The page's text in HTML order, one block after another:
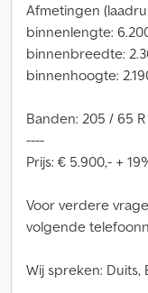
Afmetingen
binnenlengte:
binnenbreedte:
binnenhoogte:
Banden: 205 / 65
----
Prijs: € 5.900,- +
Voor verdere
volgende
Wij spreken: Duits,